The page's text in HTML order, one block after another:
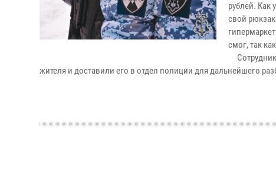
рублей. Как
свой
смог, так
жителя и доставили его в отдел полиции для дальнейшего